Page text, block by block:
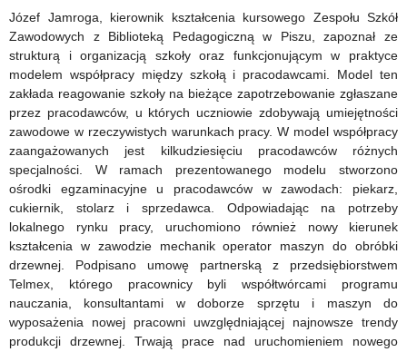
Józef Jamroga, kierownik kształcenia kursowego Zespołu Szkół
Zawodowych z Biblioteką Pedagogiczną w Piszu, zapoznał ze
strukturą i organizacją szkoły oraz funkcjonującym w praktyce
modelem współpracy między szkołą i pracodawcami. Model ten
zakłada reagowanie szkoły na bieżące zapotrzebowanie zgłaszane
przez pracodawców, u których uczniowie zdobywają umiejętności
zawodowe w rzeczywistych warunkach pracy. W model współpracy
zaangażowanych jest kilkudziesięciu pracodawców różnych
specjalności. W ramach prezentowanego modelu stworzono
ośrodki egzaminacyjne u pracodawców w zawodach: piekarz,
cukiernik, stolarz i sprzedawca. Odpowiadając na potrzeby
lokalnego rynku pracy, uruchomiono również nowy kierunek
kształcenia w zawodzie mechanik operator maszyn do obróbki
drzewnej. Podpisano umowę partnerską z przedsiębiorstwem
Telmex, którego pracownicy byli współtwórcami programu
nauczania, konsultantami w doborze sprzętu i maszyn do
wyposażenia nowej pracowni uwzględniającej najnowsze trendy
produkcji drzewnej. Trwają prace nad uruchomieniem nowego